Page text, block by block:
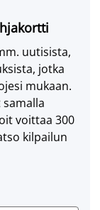
uutisista,
jotka
mukaan.
voittaa 300
kilpailun